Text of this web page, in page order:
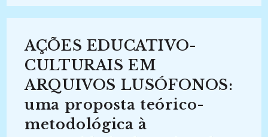
ACERVO
CAIC
(2024-
Atual)
AÇÕES EDUCATIVO-
CULTURAIS EM
ARQUIVOS LUSÓFONOS:
uma proposta teórico-
metodológica à